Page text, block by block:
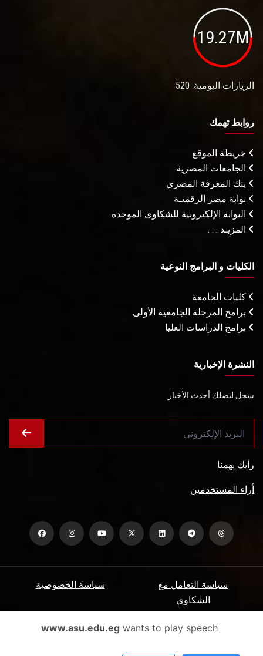
19.27M
الزيارات اليومية: 520
روابط تهمك
خريطة الموقع
الجامعات المصرية
بنك المعرفة المصري
بوابة مصر الرقميـة
البوابة الإلكترونية للشكاوى الموحدة
المزيـد . . .
الكليات و البرامج النوعية
كليات الجامعة
برامج المرحلة الجامعية الأولى
برامج الدراسات العليا
النشرة الإخبارية
سجل ليصلك أحدث الأخبار
رأيك يهمنا
أراء المستخدمين
سياسة الخصوصية
سياسة التعامل مع
الشكاوي
الأسئلة الشائعة ميثاق المتعاملين www.asu.edu.egwants to play speech